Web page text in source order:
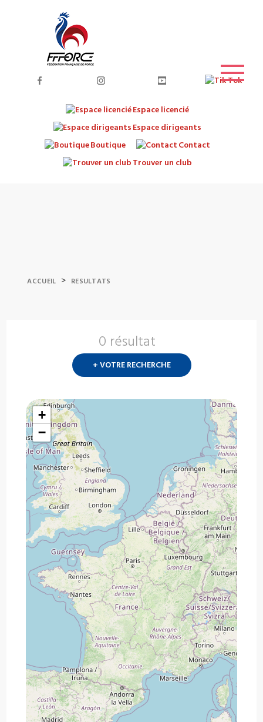
Espace licencié
Espace dirigeants
Boutique
Contact
Trouver un club
ACCUEIL > RESULTATS
0 résultat
+ VOTRE RECHERCHE
+
−